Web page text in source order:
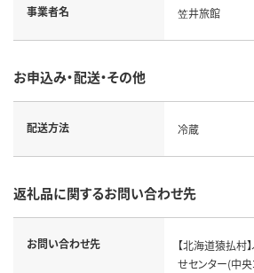
事業者名 笠井旅館
お申込み・配送・その他
配送方法 冷蔵
返礼品に関するお問い合わせ先
お問い合わせ先
【北海道猿払村
せセンター(中